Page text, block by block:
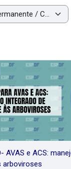
AVAS e ACS:
AVAS e ACS:
arboviroses